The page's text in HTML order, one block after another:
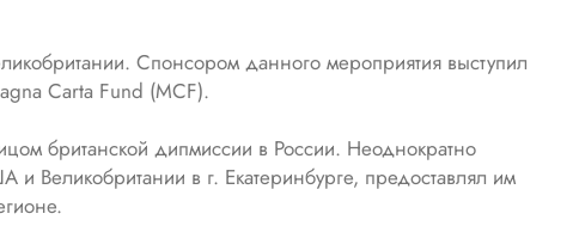
Спонсором данного мероприятия выступил
Carta Fund (MCF).
британской дипмиссии в России. Неоднократно
Великобритании в г. Екатеринбурге, предоставлял им